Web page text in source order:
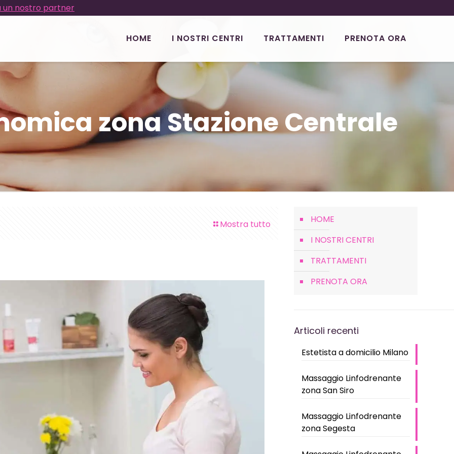
un nostro partner
HOME I NOSTRI CENTRI TRATTAMENTI PRENOTA ORA
zona Stazione Centrale
Mostra tutto
HOME
I NOSTRI CENTRI
TRATTAMENTI
PRENOTA ORA
Articoli recenti
Estetista a domicilio Milano
Massaggio Linfodrenante
zona San Siro
Massaggio Linfodrenante
zona Segesta